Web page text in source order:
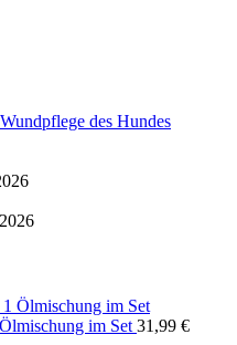
des Hundes
im Set 31,99 €